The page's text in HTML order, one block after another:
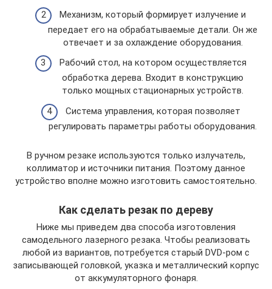
Механизм, который формирует излучение и
передает его на обрабатываемые детали. Он же
отвечает и за охлаждение оборудования.
Рабочий стол, на котором осуществляется
обработка дерева. Входит в конструкцию
только мощных стационарных устройств.
Система управления, которая позволяет
регулировать параметры работы оборудования.
В ручном резаке используются только излучатель,
коллиматор и источники питания. Поэтому данное
устройство вполне можно изготовить самостоятельно.
Как сделать резак по дереву
Ниже мы приведем два способа изготовления
самодельного лазерного резака. Чтобы реализовать
любой из вариантов, потребуется старый DVD-ром с
записывающей головкой, указка и металлический корпус
от аккумуляторного фонаря.